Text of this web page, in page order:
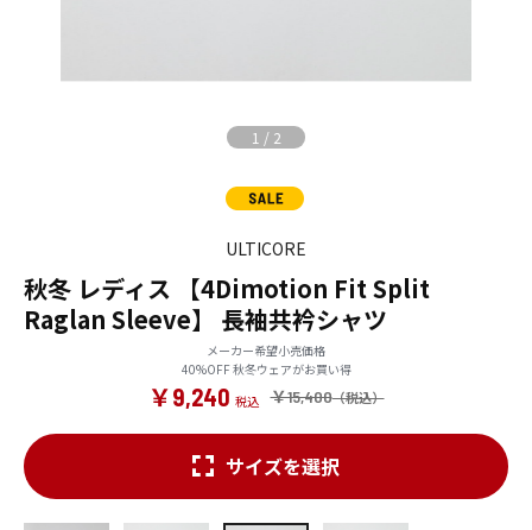
1 / 2
ULTICORE
秋冬 レディス 【4Dimotion Fit Split
Raglan Sleeve】 長袖共衿シャツ
メーカー希望小売価格
40%OFF 秋冬ウェアがお買い得
￥15,400
￥9,240
サイズを選択